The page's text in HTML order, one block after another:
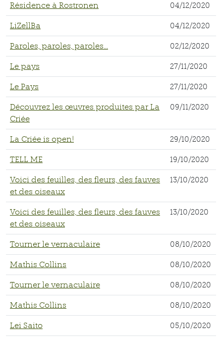
Résidence à Rostronen 04/12/2020
LiZellBa 04/12/2020
Paroles, paroles, paroles... 02/12/2020
Le pays 27/11/2020
Le Pays 27/11/2020
Découvrez les œuvres produites par La
Criée
09/11/2020
La Criée is open! 29/10/2020
TELL ME 19/10/2020
Voici des feuilles, des fleurs, des fauves
et des oiseaux
13/10/2020
Voici des feuilles, des fleurs, des fauves
et des oiseaux
13/10/2020
Tourner le vernaculaire 08/10/2020
Mathis Collins 08/10/2020
Tourner le vernaculaire 08/10/2020
Mathis Collins 08/10/2020
Lei Saito 05/10/2020